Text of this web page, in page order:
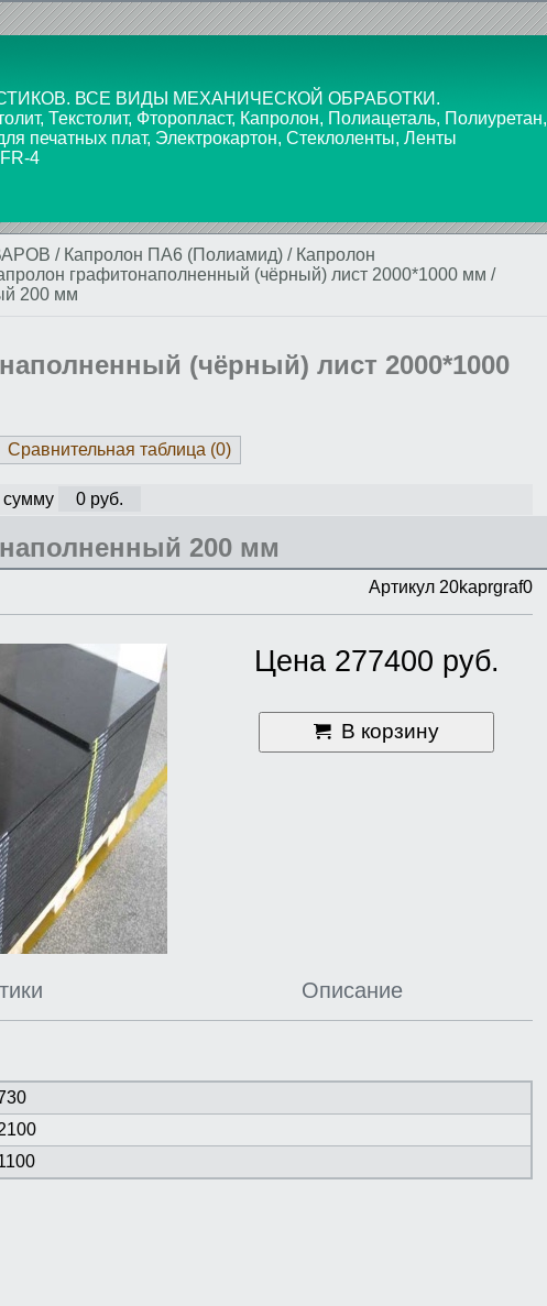
ВСЕ ВИДЫ МЕХАНИЧЕСКОЙ ОБРАБОТКИ.
Фторопласт, Капролон, Полиацеталь, Полиуретан,
печатных плат, Электрокартон, Стеклоленты, Ленты
4
/ Капролон ПА6 (Полиамид) / Капролон
графитонаполненный (чёрный) лист 2000*1000 мм /
200 мм
(чёрный) лист 2000*1000
Сравнительная таблица (0)
сумму 0 руб.
200 мм
Артикул 20kaprgraf0
Цена 277400 руб.
В корзину
Описание